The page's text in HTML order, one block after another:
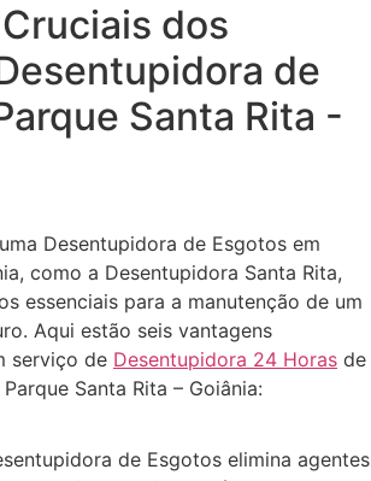
dos
de
Santa Rita -
Desentupidora de Esgotos em
como a Desentupidora Santa Rita,
essenciais para a manutenção de um
Aqui estão seis vantagens
serviço de Desentupidora 24 Horas de
Santa Rita – Goiânia:
de Esgotos elimina agentes